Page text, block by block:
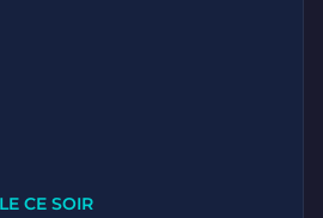
CE SOIR